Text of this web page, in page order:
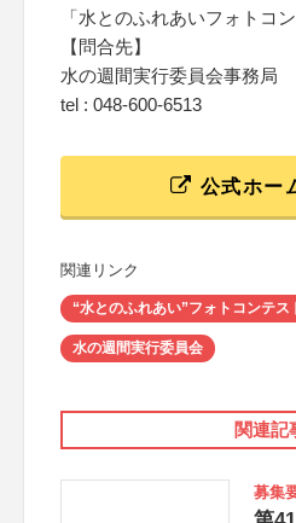
「水とのふれあいフォトコ
【問合先】
水の週間実行委員会事務局
tel : 048-600-6513
公式ホー
関連リンク
“水とのふれあい”フォトコンテス
水の週間実行委員会
関連記
募集